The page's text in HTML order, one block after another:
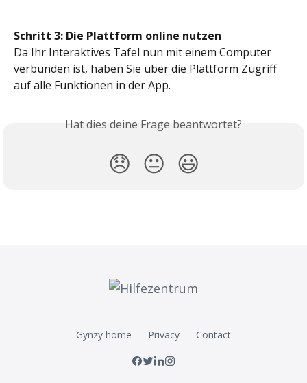
Schritt 3: Die Plattform online nutzen
Da Ihr Interaktives Tafel nun mit einem Computer
verbunden ist, haben Sie über die Plattform Zugriff
auf alle Funktionen in der App.
Hat dies deine Frage beantwortet?
😞 😐 😃
Gynzy home Privacy Contact